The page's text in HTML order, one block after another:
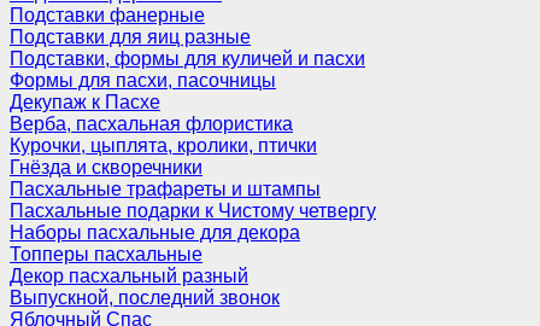
Подставки фанерные
Подставки для яиц разные
Подставки, формы для куличей и пасхи
Формы для пасхи, пасочницы
Декупаж к Пасхе
Верба, пасхальная флористика
Курочки, цыплята, кролики, птички
Гнёзда и скворечники
Пасхальные трафареты и штампы
Пасхальные подарки к Чистому четвергу
Наборы пасхальные для декора
Топперы пасхальные
Декор пасхальный разный
Выпускной, последний звонок
Яблочный Спас